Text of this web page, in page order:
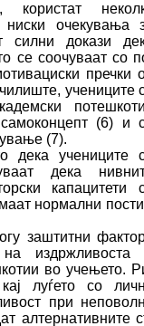
користат
очекувања
силни докази
се соочуваат со
ски пречки
учениците
(6) и
(7).
дека уче­ниците
дека
капацитети
нормални
заш­тит­ни
издржливоста
во учењето.
лу­ѓе­то со
при
алтернативните